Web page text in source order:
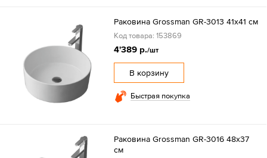
Раковина Grossman GR-3013 41х41 см
Код товара: 153869
4'389 р./шт
В корзину
Быстрая покупка
Раковина Grossman GR-3016 48х37
см